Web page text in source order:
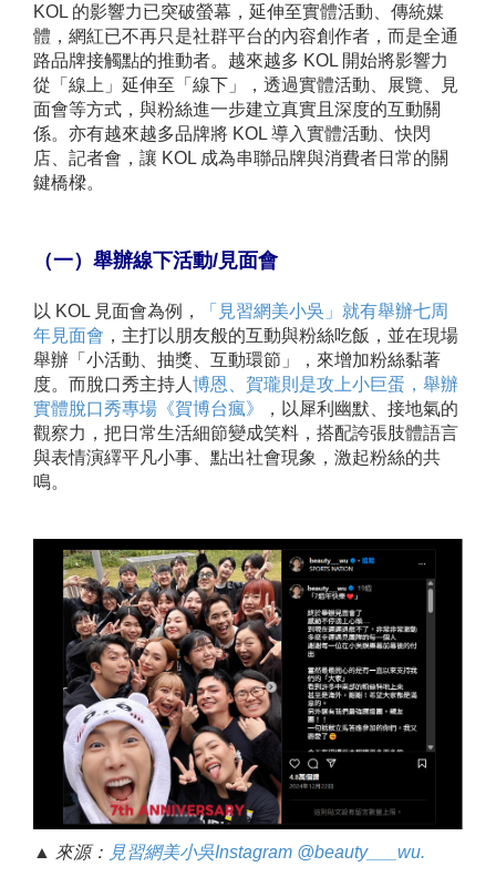
KOL 的影響力已突破螢幕，延伸至實體活動、傳統媒
體，網紅已不再只是社群平台的內容創作者，而是全通
路品牌接觸點的推動者。越來越多 KOL 開始將影響力
從「線上」延伸至「線下」，透過實體活動、展覽、見
面會等方式，與粉絲進一步建立真實且深度的互動關
係。亦有越來越多品牌將 KOL 導入實體活動、快閃
店、記者會，讓 KOL 成為串聯品牌與消費者日常的關
鍵橋樑。
（一）舉辦線下活動/見面會
以 KOL 見面會為例，
「見習網美小吳」就有舉辦七周
年見面會 ，主打以朋友般的互動與粉絲吃飯，並在現場
舉辦「小活動、抽獎、互動環節」，來增加粉絲黏著
度。而脫口秀主持人 博恩、賀瓏則是攻上小巨蛋，舉辦
實體脫口秀專場《賀博台瘋》
，以犀利幽默、接地氣的
觀察力，把日常生活細節變成笑料，搭配誇張肢體語言
與表情演繹平凡小事、點出社會現象，激起粉絲的共
鳴。
▲ 來源： 見習網美小吳Instagram @beauty___wu.